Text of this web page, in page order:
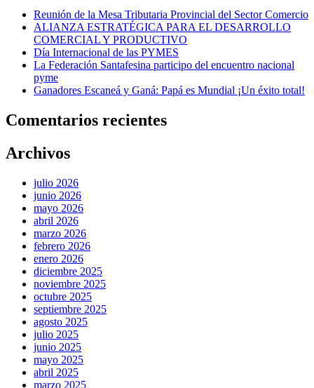
Reunión de la Mesa Tributaria Provincial del Sector Comercio
ALIANZA ESTRATÉGICA PARA EL DESARROLLO
COMERCIAL Y PRODUCTIVO
Día Internacional de las PYMES
La Federación Santafesina participo del encuentro nacional
pyme
Ganadores Escaneá y Ganá: Papá es Mundial ¡Un éxito total!
Comentarios recientes
Archivos
julio 2026
junio 2026
mayo 2026
abril 2026
marzo 2026
febrero 2026
enero 2026
diciembre 2025
noviembre 2025
octubre 2025
septiembre 2025
agosto 2025
julio 2025
junio 2025
mayo 2025
abril 2025
marzo 2025